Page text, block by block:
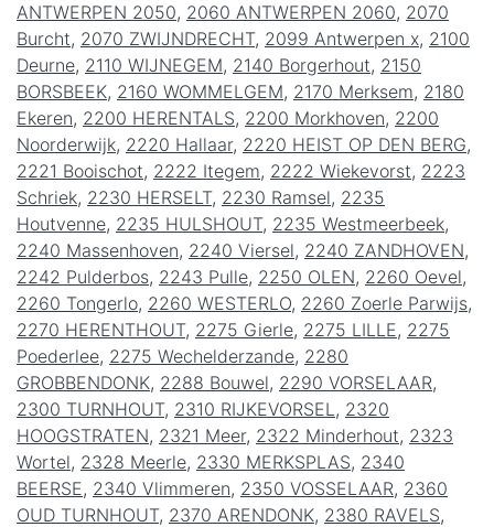
ANTWERPEN 2050, 2060 ANTWERPEN 2060, 2070
Burcht, 2070 ZWIJNDRECHT, 2099 Antwerpen x, 2100
Deurne, 2110 WIJNEGEM, 2140 Borgerhout, 2150
BORSBEEK, 2160 WOMMELGEM, 2170 Merksem, 2180
Ekeren, 2200 HERENTALS, 2200 Morkhoven, 2200
Noorderwijk, 2220 Hallaar, 2220 HEIST OP DEN BERG,
2221 Booischot, 2222 Itegem, 2222 Wiekevorst, 2223
Schriek, 2230 HERSELT, 2230 Ramsel, 2235
Houtvenne, 2235 HULSHOUT, 2235 Westmeerbeek,
2240 Massenhoven, 2240 Viersel, 2240 ZANDHOVEN,
2242 Pulderbos, 2243 Pulle, 2250 OLEN, 2260 Oevel,
2260 Tongerlo, 2260 WESTERLO, 2260 Zoerle Parwijs,
2270 HERENTHOUT, 2275 Gierle, 2275 LILLE, 2275
Poederlee, 2275 Wechelderzande, 2280
GROBBENDONK, 2288 Bouwel, 2290 VORSELAAR,
2300 TURNHOUT, 2310 RIJKEVORSEL , 2320
HOOGSTRATEN, 2321 Meer, 2322 Minderhout, 2323
Wortel, 2328 Meerle, 2330 MERKSPLAS, 2340
BEERSE, 2340 Vlimmeren, 2350 VOSSELAAR, 2360
OUD TURNHOUT, 2370 ARENDONK, 2380 RAVELS,